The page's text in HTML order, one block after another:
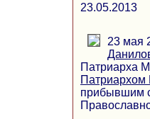
23.05.2013
23 мая
Патриарха
прибывшим